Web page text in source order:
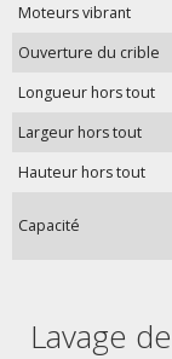
Moteurs vibrant
Ouverture du crible
Longueur hors tout
Largeur hors tout
Hauteur hors tout
Capacité
Lavage